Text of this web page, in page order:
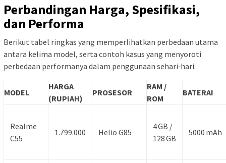
Perbandingan Harga, Spesifikasi,
dan Performa
Berikut tabel ringkas yang memperlihatkan perbedaan utama
antara kelima model, serta contoh kasus yang menyoroti
perbedaan performanya dalam penggunaan sehari‑hari.
MODEL
HARGA
(RUPIAH)
PROSESOR
RAM /
ROM
BATERAI
Realme
C55
1.799.000 Helio G85
4 GB /
128 GB
5000 mAh